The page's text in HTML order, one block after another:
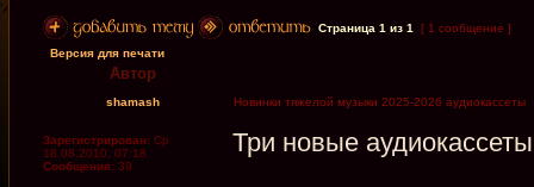
Страница 1 из 1
[ 1 сообщение ]
Версия для печати
Автор
shamash Новинки тяжелой музыки 2025-2026 аудиокассеты
Зарегистрирован: Ср
18.08.2010, 07:18
Сообщения: 39
Три новые